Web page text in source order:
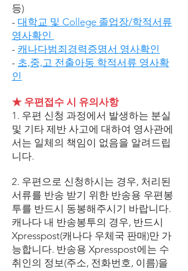
등)
- 대학교 및 College 졸업장/학적서류
영사확인
- 캐나다범죄경력증명서 영사확인
- 초,중,고 전출아동 학적서류 영사확
인
★ 우편접수 시 유의사항
1. 우편 신청 과정에서 발생하는 분실
및 기타 제반 사고에 대하여 영사관에
서는 일체의 책임이 없음을 알려드립
니다.
2. 우편으로 신청하시는 경우, 처리된
서류를 반송 받기 위한 반송용 우편봉
투를 반드시 동봉해주시기 바랍니다.
캐나다 내 반송봉투의 경우, 반드시
Xpresspost(캐나다 우체국 판매)만 가
능합니다. 반송용 Xpresspost에는 수
취인의 정보(주소, 전화번호, 이름)을